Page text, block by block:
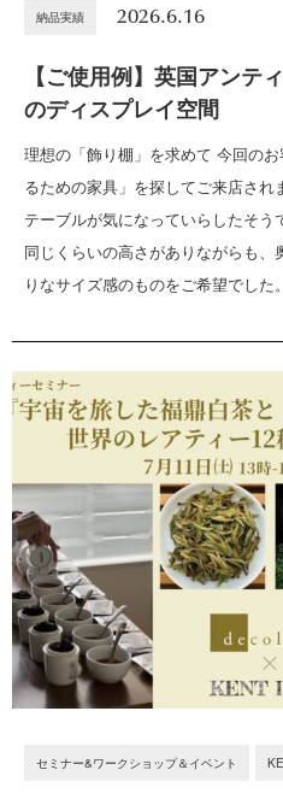
納品実績 2026.6.16
【ご使用例】英国アンテ
のディスプレイ空間
理想の「飾り棚」を求めて 今回の
るための家具」を探してご来店さ
テーブルが気になっていらしたそう
同じくらいの高さがありながらも
りなサイズ感のものをご希望でし
セミナー&ワークショップ＆イベント